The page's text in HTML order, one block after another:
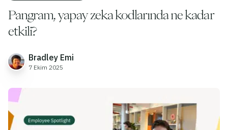
Pangram, yapay zeka kodlarında ne kadar
etkili?
Bradley Emi
7 Ekim 2025